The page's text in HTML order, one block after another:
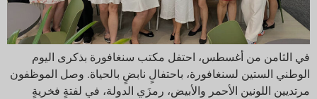
في الثامن من أغسطس، احتفل مكتب سنغافورة بذكرى اليوم
الوطني الستين لسنغافورة، باحتفالٍ نابضٍ بالحياة. وصل الموظفون
مرتديين اللونين الأحمر والأبيض، رمزَي الدولة، في لفتةٍ فخريةٍ